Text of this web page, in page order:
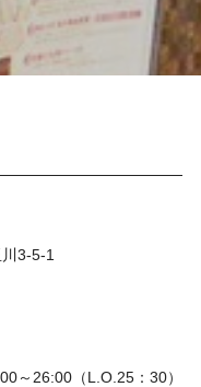
3-5-1
26:00（L.O.25：30）